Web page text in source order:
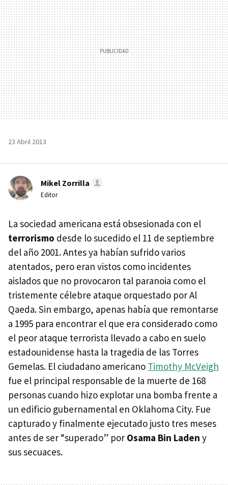
23 Abril 2013
Mikel Zorrilla
Editor
La sociedad americana está obsesionada con el
terrorismo desde lo sucedido el 11 de septiembre
del año 2001. Antes ya habían sufrido varios
atentados, pero eran vistos como incidentes
aislados que no provocaron tal paranoia como el
tristemente célebre ataque orquestado por Al
Qaeda. Sin embargo, apenas había que remontarse
a 1995 para encontrar el que era considerado como
el peor ataque terrorista llevado a cabo en suelo
estadounidense hasta la tragedia de las Torres
Gemelas. El ciudadano americano Timothy McVeigh
fue el principal responsable de la muerte de 168
personas cuando hizo explotar una bomba frente a
un edificio gubernamental en Oklahoma City. Fue
capturado y finalmente ejecutado justo tres meses
antes de ser “superado” por Osama Bin Laden y
sus secuaces.